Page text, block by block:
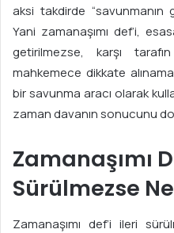
aksi takdirde “savunmanın
Yani zamanaşımı def’i,
getirilmezse, karşı
mahkemece dikkate
bir savunma aracı olarak
zaman davanın sonucunu
Zamanaşımı
Sürülmezse
Zamanaşımı def’i ileri